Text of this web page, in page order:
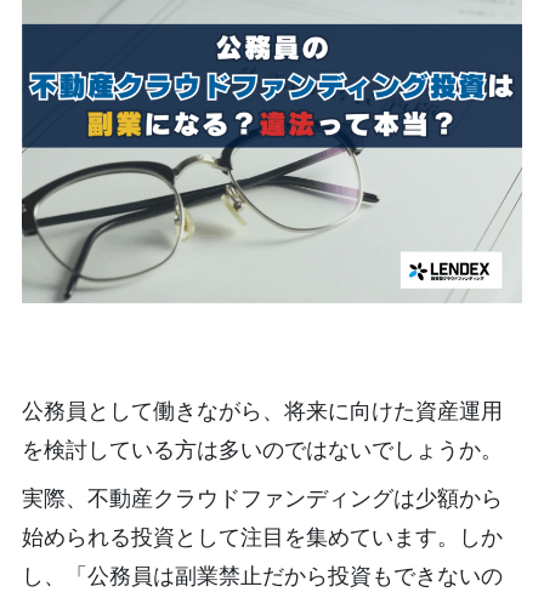
公務員として働きながら、将来に向けた資産運用
を検討している方は多いのではないでしょうか。
実際、不動産クラウドファンディングは少額から
始められる投資として注目を集めています。しか
し、「公務員は副業禁止だから投資もできないの